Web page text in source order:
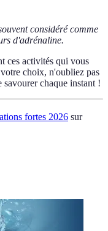
considéré comme
d'adrénaline.
ces activités qui vous
choix, n'oubliez pas
savourer chaque instant !
fortes 2026 sur